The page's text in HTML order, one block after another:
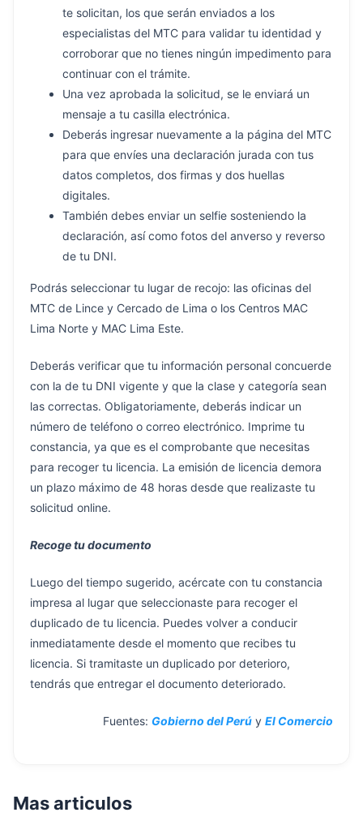
te solicitan, los que serán enviados a los
especialistas del MTC para validar tu identidad y
corroborar que no tienes ningún impedimento para
continuar con el trámite.
Una vez aprobada la solicitud, se le enviará un
mensaje a tu casilla electrónica.
Deberás ingresar nuevamente a la página del MTC
para que envíes una declaración jurada con tus
datos completos, dos firmas y dos huellas
digitales.
También debes enviar un selfie sosteniendo la
declaración, así como fotos del anverso y reverso
de tu DNI.
Podrás seleccionar tu lugar de recojo: las oficinas del
MTC de Lince y Cercado de Lima o los Centros MAC
Lima Norte y MAC Lima Este.
Deberás verificar que tu información personal concuerde
con la de tu DNI vigente y que la clase y categoría sean
las correctas. Obligatoriamente, deberás indicar un
número de teléfono o correo electrónico. Imprime tu
constancia, ya que es el comprobante que necesitas
para recoger tu licencia. La emisión de licencia demora
un plazo máximo de 48 horas desde que realizaste tu
solicitud online.
Recoge tu documento
Luego del tiempo sugerido, acércate con tu constancia
impresa al lugar que seleccionaste para recoger el
duplicado de tu licencia. Puedes volver a conducir
inmediatamente desde el momento que recibes tu
licencia. Si tramitaste un duplicado por deterioro,
tendrás que entregar el documento deteriorado.
Fuentes: Gobierno del Perú y El Comercio
Mas articulos